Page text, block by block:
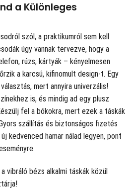
a Különleges
szól, a praktikumról sem kell
úgy vannak tervezve, hogy a
rúzs, kártyák – kényelmesen
a karcsú, kifinomult design-t. Egy
mert annyira univerzális!
is, és mindig ad egy plusz
fel a bókokra, mert ezek a táskák
szállítás és biztonságos fizetés
kedvenced hamar nálad legyen, pont
vibráló bézs alkalmi táskák közül